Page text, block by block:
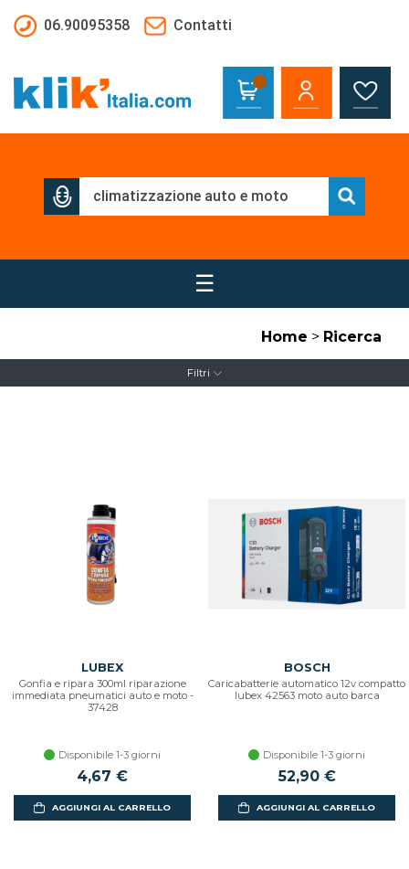
06.90095358
Contatti
☰
Home > Ricerca
Filtri
LUBEX
Gonfia e ripara 300ml riparazione
immediata pneumatici auto e moto -
37428
Disponibile 1-3 giorni
4,67 €
AGGIUNGI AL CARRELLO
BOSCH
Caricabatterie automatico 12v compatto
lubex 42563 moto auto barca
Disponibile 1-3 giorni
52,90 €
AGGIUNGI AL CARRELLO